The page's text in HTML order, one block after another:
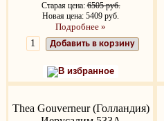
Старая цена:6505 руб.
Новая цена: 5409 руб.
Подробнее »
Добавить в корзину
В избранное
Thea Gouverneur (Голландия)